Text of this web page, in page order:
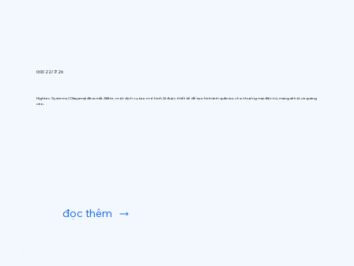
0:00 22/7/26
Hightec Systems (Okayama) đã ra mắt AIfitte, một dịch vụ tạo mô hình AI được thiết kế để tạo hình ảnh quần áo cho thương mại điện tử, mạng xã hội và quảng
cáo.
đọc thêm